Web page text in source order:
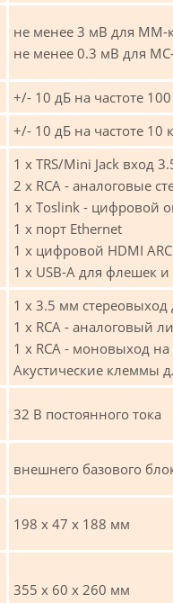
не менее 3 мВ для ММ-
не менее 0.3 мВ для
+/- 10 дБ на частоте
+/- 10 дБ на частоте 10
1 х TRS/Mini Jack вход
2 х RCA - аналоговые
1 х Toslink - цифровой
1 х порт Ethernet
1 х цифровой HDMI ARC
1 х USB-A для флешек
1 х 3.5 мм
1 х RCA - аналоговый
1 х RCA - моновыход
Акустические клеммы
32 В постоянного тока
внешнего базового
198 x 47 x 188 мм
355 х 60 х 260 мм